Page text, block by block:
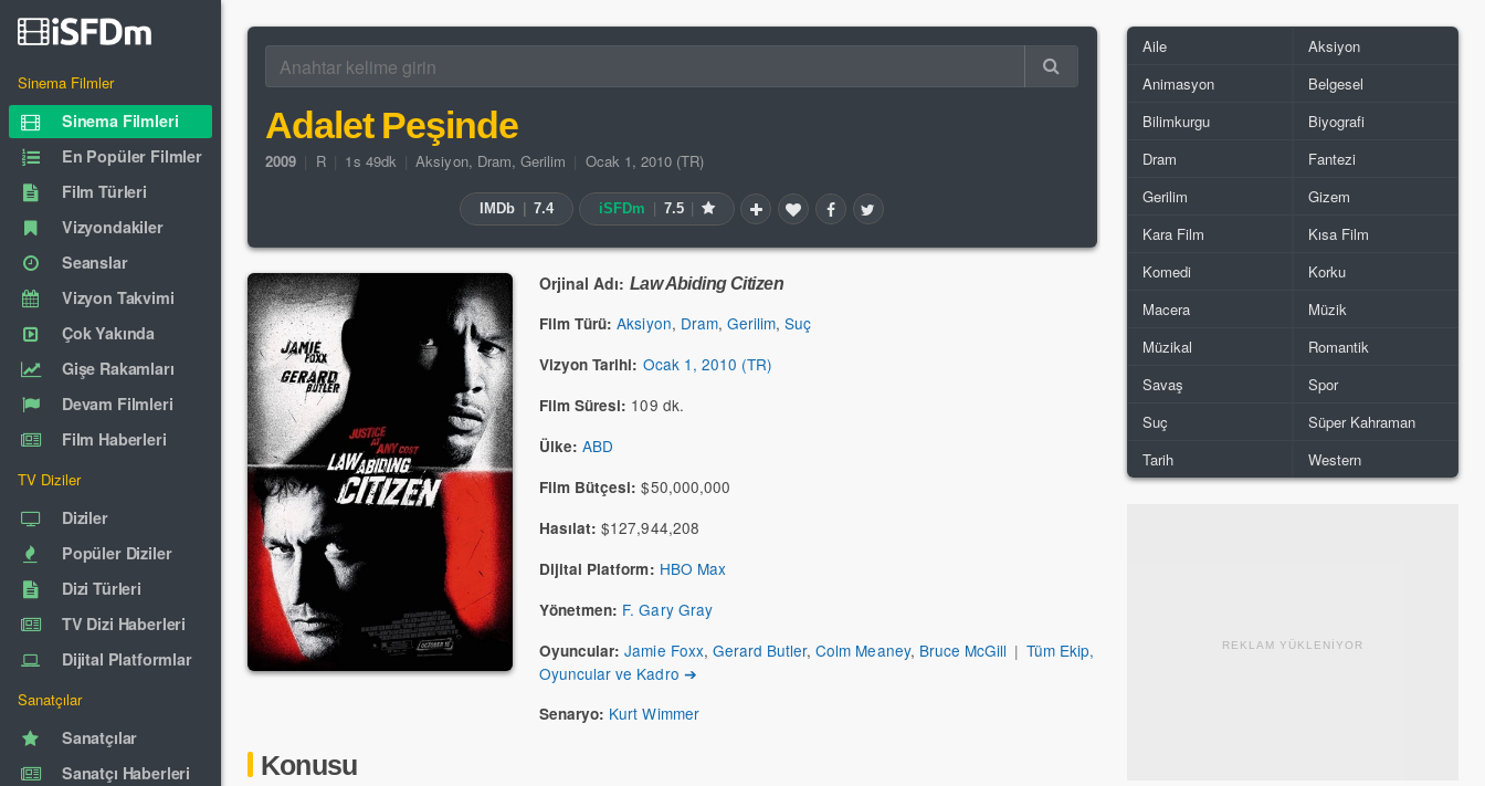
Sinema Filmler
Sinema Filmleri
En Popüler Filmler
Film Türleri
Vizyondakiler
Seanslar
Vizyon Takvimi
Çok Yakında
Gişe Rakamları
Devam Filmleri
Film Haberleri
TV Diziler
Diziler
Popüler Diziler
Dizi Türleri
TV Dizi Haberleri
Dijital Platformlar
Sanatçılar
Sanatçılar
Sanatçı Haberleri
Adalet Peşinde
2009 R 1s 49dk Aksiyon, Dram, Gerilim Ocak 1, 2010 (TR)
IMDb 7.4 iSFDm 7.5
Orjinal Adı: Law Abiding Citizen
Film Türü: Aksiyon, Dram, Gerilim,Suç
Vizyon Tarihi: Ocak 1, 2010 (TR)
Film Süresi: 109 dk.
Ülke: ABD
Film Bütçesi: $50,000,000
Hasılat: $127,944,208
Dijital Platform: HBO Max
Yönetmen: F. Gary Gray
Oyuncular: Jamie Foxx, Gerard Butler,Colm Meaney, Bruce McGill | Tüm Ekip,
Oyuncular ve Kadro ➔
Senaryo: Kurt Wimmer
Konusu
Aile
Aksiyon
Animasyon
Belgesel
Bilimkurgu
Biyografi
Dram
Fantezi
Gerilim
Gizem
Kara Film
Kısa Film
Komedi
Korku
Macera
Müzik
Müzikal
Romantik
Savaş
Spor
Suç
Süper Kahraman
Tarih
Western
REKLAM YÜKLENİYOR